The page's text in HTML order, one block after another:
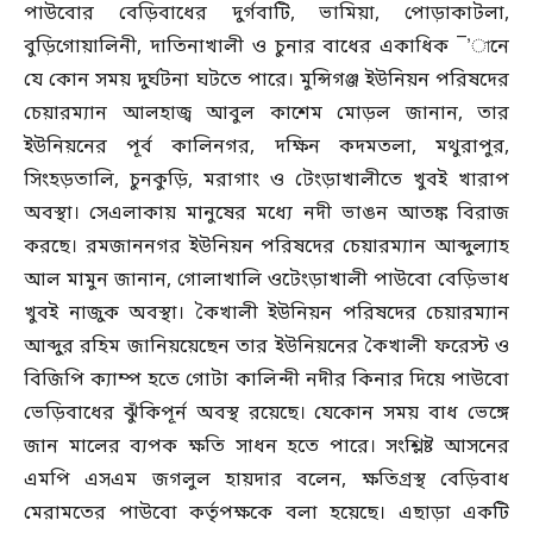
পাউবোর বেড়িবাধের দুর্গবাটি, ভামিয়া, পোড়াকাটলা,
বুড়িগোয়ালিনী, দাতিনাখালী ও চুনার বাধের একাধিক ¯’ানে
যে কোন সময় দুর্ঘটনা ঘটতে পারে। মুন্সিগঞ্জ ইউনিয়ন পরিষদের
চেয়ারম্যান আলহাজ্ব আবুল কাশেম মোড়ল জানান, তার
ইউনিয়নের পূর্ব কালিনগর, দক্ষিন কদমতলা, মথুরাপুর,
সিংহড়তালি, চুনকুড়ি, মরাগাং ও টেংড়াখালীতে খুবই খারাপ
অবস্থা। সেএলাকায় মানুষের মধ্যে নদী ভাঙন আতঙ্ক বিরাজ
করছে। রমজাননগর ইউনিয়ন পরিষদের চেয়ারম্যান আব্দুল্যাহ
আল মামুন জানান, গোলাখালি ওটেংড়াখালী পাউবো বেড়িভাধ
খুবই নাজুক অবস্থা। কৈখালী ইউনিয়ন পরিষদের চেয়ারম্যান
আব্দুর রহিম জানিয়য়েছেন তার ইউনিয়নের কৈখালী ফরেস্ট ও
বিজিপি ক্যাম্প হতে গোটা কালিন্দী নদীর কিনার দিয়ে পাউবো
ভেড়িবাধের ঝুঁকিপূর্ন অবস্থ রয়েছে। যেকোন সময় বাধ ভেঙ্গে
জান মালের ব্যপক ক্ষতি সাধন হতে পারে। সংশ্লিষ্ট আসনের
এমপি এসএম জগলুল হায়দার বলেন, ক্ষতিগ্রস্থ বেড়িবাধ
মেরামতের পাউবো কর্তৃপক্ষকে বলা হয়েছে। এছাড়া একটি